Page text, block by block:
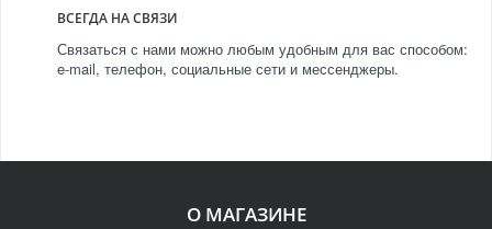
ВСЕГДА НА СВЯЗИ
Связаться с нами можно любым удобным для вас способом:
e-mail, телефон, социальные сети и мессенджеры.
О МАГАЗИНЕ